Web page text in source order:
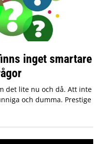
inget smartare
det lite nu och då. Att inte
och dumma. Prestige